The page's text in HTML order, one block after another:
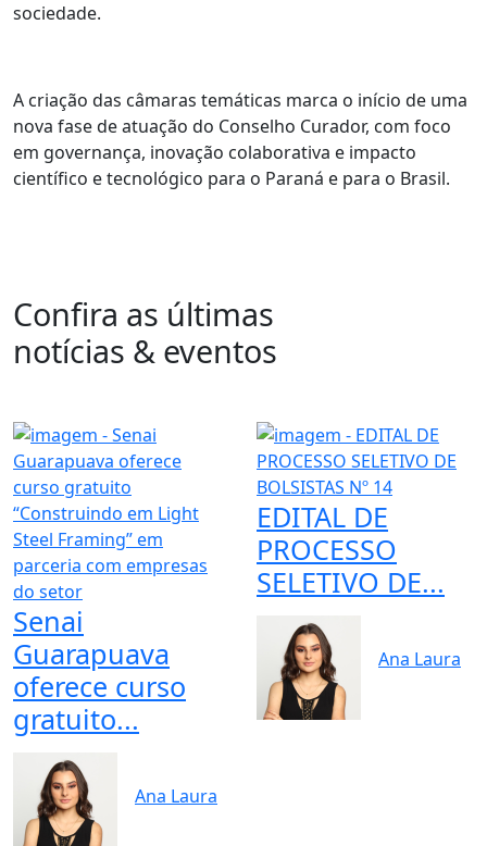
sociedade.
A criação das câmaras temáticas marca o início de uma
nova fase de atuação do Conselho Curador, com foco
em governança, inovação colaborativa e impacto
científico e tecnológico para o Paraná e para o Brasil.
Confira as últimas
notícias & eventos
Senai
Guarapuava
oferece curso
gratuito...
Ana Laura
EDITAL DE
PROCESSO
SELETIVO DE...
Ana Laura